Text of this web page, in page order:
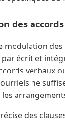
des accords
modulation
écrit et
verbaux
ne
des